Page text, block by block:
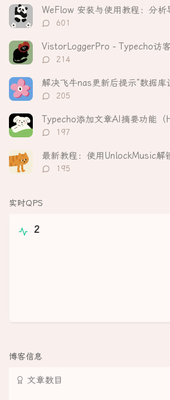
文
章
评
评
数：
601
VistorLoggerPro - Typecho访
评
数：
214
评
数：
205
评
数：
197
评
195
实时QPS
2
博客信息
文章数目